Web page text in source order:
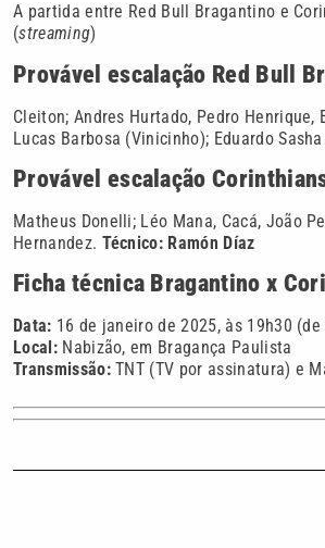
A partida entre Red Bull Bragantino e
(streaming)
Provável escalação Red Bull
Cleiton; Andres Hurtado, Pedro
Lucas Barbosa (Vinicinho); Eduardo
Provável escalação
Matheus Donelli; Léo Mana, Cacá, João
Hernandez. Técnico: Ramón Díaz
Ficha técnica Bragantino x
Data: 16 de janeiro de 2025, às 19h30
Local: Nabizão, em Bragança Paulista
Transmissão:TNT (TV por assinatura) e